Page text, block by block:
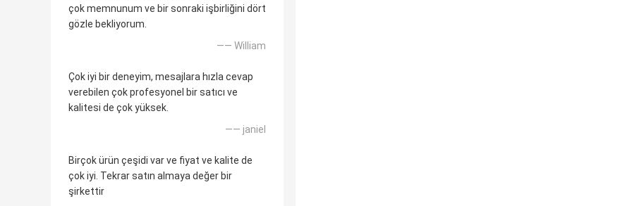
çok memnunum ve bir sonraki işbirliğini dört
gözle bekliyorum.
—— William
Çok iyi bir deneyim, mesajlara hızla cevap
verebilen çok profesyonel bir satıcı ve
kalitesi de çok yüksek.
—— janiel
Birçok ürün çeşidi var ve fiyat ve kalite de
çok iyi. Tekrar satın almaya değer bir
şirkettir